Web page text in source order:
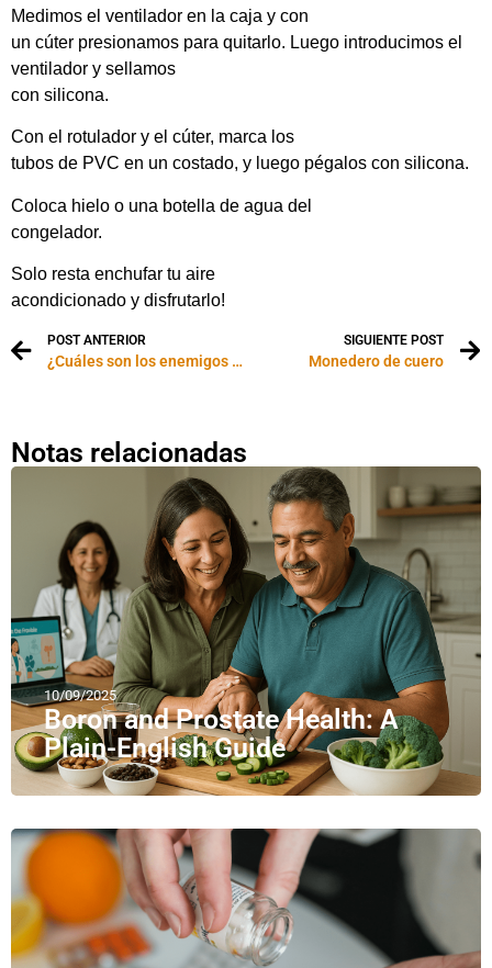
Medimos el ventilador en la caja y con
un cúter presionamos para quitarlo. Luego introducimos el
ventilador y sellamos
con silicona.
Con el rotulador y el cúter, marca los
tubos de PVC en un costado, y luego pégalos con silicona.
Coloca hielo o una botella de agua del
congelador.
Solo resta enchufar tu aire
acondicionado y disfrutarlo!
POST ANTERIOR
¿Cuáles son los enemigos de la creatividad?
SIGUIENTE POST
Monedero de cuero
Notas relacionadas
10/09/2025
Boron and Prostate Health: A
Plain-English Guide